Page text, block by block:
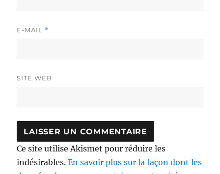
E-MAIL *
SITE WEB
Ce site utilise Akismet pour réduire les
indésirables.En savoir plus sur la façon dont les